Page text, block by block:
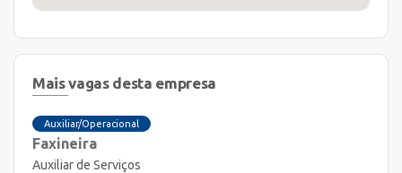
Mais vagas desta empresa
Auxiliar/Operacional
Faxineira
Auxiliar de Serviços